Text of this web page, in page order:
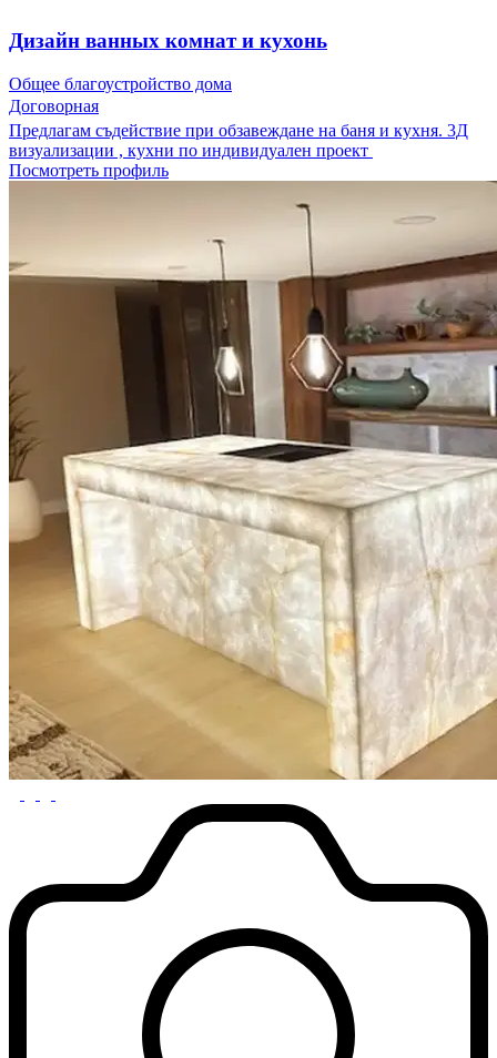
Дизайн ванных комнат и кухонь
Общее благоустройство дома
Договорная
Предлагам съдействие при обзавеждане на баня и кухня. 3Д
визуализации , кухни по индивидуален проект
Посмотреть профиль